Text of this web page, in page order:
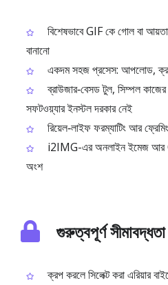
বিশেষভাবে GIF কে গোল বা
বানানো
একদম সহজ প্রসেস: আপলোড,
ব্রাউজার‑বেসড টুল, সিম্পল
সফটওয়্যার ইনস্টল দরকার নেই
রিয়েল‑লাইফ ফরম্যাটিং আর
i2IMG-এর অনলাইন ইমেজ আর
অংশ
গুরুত্বপূর্ণ সীমাবদ্ধতা
ক্রপ করলে সিলেক্ট করা এরিয়ার